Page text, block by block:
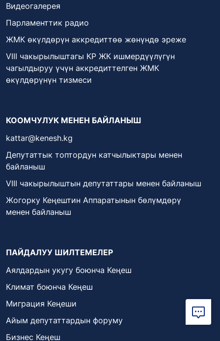
Видеогалерея
Парламенттик радио
ЖМК өкүлдөрүн аккредиттөө жөнүндө эреже
VIII чакырылыштагы КР ЖК ишмердүүлүгүн
чагылдыруу үчүн аккредиттелген ЖМК
өкүлдөрүнүн тизмеси
КООМЧУЛУК МЕНЕН БАЙЛАНЫШ
kattar@kenesh.kg
Депутаттык топтордун катчылыктары менен
байланыш
VIII чакырылыштын депутаттары менен байланыш
Жогорку Кеңештин Аппаратынын бөлүмдөрү
менен байланыш
ПАЙДАЛУУ ШИЛТЕМЕЛЕР
Аялдардын укугу боюнча Кеңеш
Климат боюнча Кеңеш
Миграция Кеңеши
Айым депутаттардын форуму
Бизнес Кеңеш